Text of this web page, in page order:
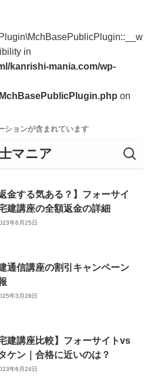
in
kanrishi-mania.com/wp-
on
ションが含まれています
マニア
返金する気ある？】フォーサイ
建講座の全額返金の詳細
年6月25日
通信講座の割引キャンペーン
年3月28日
宅建講座比較】フォーサイトvs
ケン｜合格に近いのは？
年6月24日